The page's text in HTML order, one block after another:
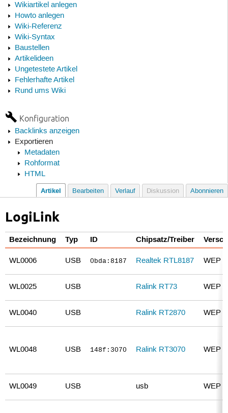
Wikiartikel anlegen
Howto anlegen
Wiki-Referenz
Wiki-Syntax
Baustellen
Artikelideen
Ungetestete Artikel
Fehlerhafte Artikel
Rund ums Wiki
Konfiguration
Backlinks anzeigen
Exportieren
Metadaten
Rohformat
HTML
Artikel Bearbeiten Verlauf Diskussion Abonnieren
LogiLink
Bezeichnung Typ ID Chipsatz/Treiber
WL0006 USB 0bda:8187 Realtek RTL8187 WEP
WL0025 USB Ralink RT73 WEP
WL0040 USB Ralink RT2870 WEP
WL0048 USB 148f:3070 Ralink RT3070 WEP
WL0049 USB usb WEP